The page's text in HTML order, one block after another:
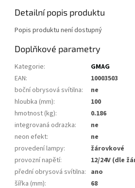
Detailní popis produktu
Popis produktu není dostupný
Doplňkové parametry
Kategorie:
GMAG
EAN:
10003503
boční obrysová svítilna:
ne
hloubka (mm):
100
hmotnost (kg):
0.186
integrovaná odrazka:
ne
neon efekt:
ne
provedení lampy:
žárovkové
provozní napětí:
12/24V (dle
přední obrysová svítilna: ano
šířka (mm): 68